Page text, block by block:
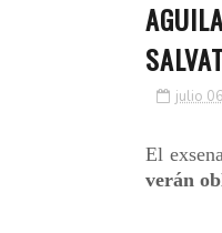
julio
El
verán